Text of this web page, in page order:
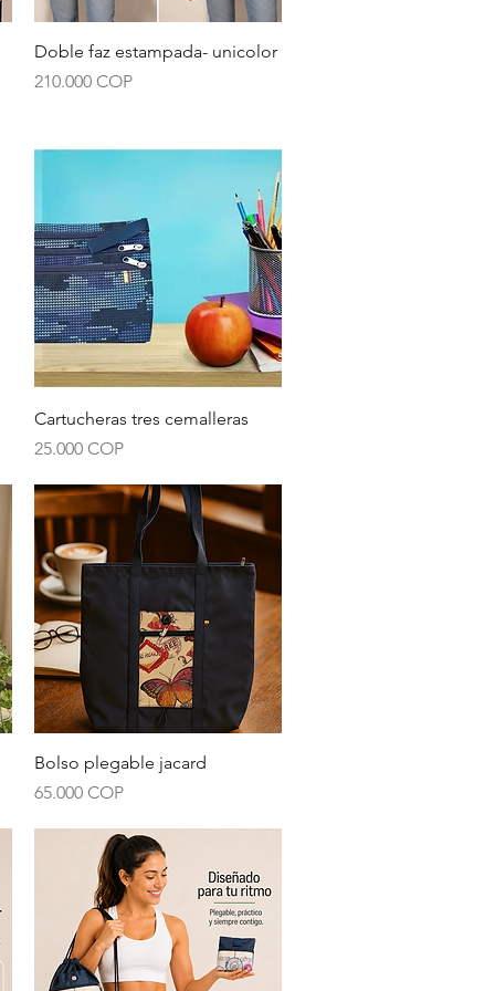
Vista rápida
Doble faz estampada- unicolor
Precio
210.000 COP
Vista rápida
Cartucheras tres cemalleras
Precio
25.000 COP
Vista rápida
Bolso plegable jacard
Precio
65.000 COP